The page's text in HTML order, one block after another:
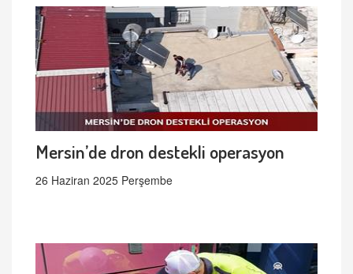
Mersin’de dron destekli operasyon
26 Haziran 2025 Perşembe